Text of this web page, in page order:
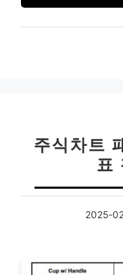
주식차트
표
2025-